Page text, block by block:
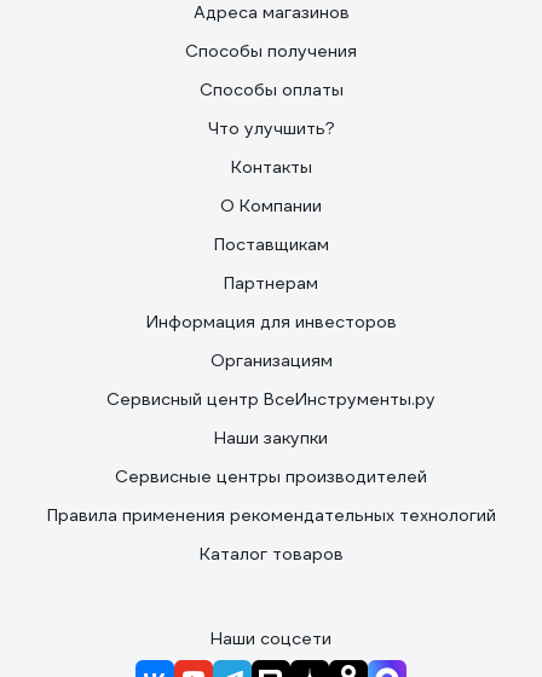
Адреса магазинов
Способы получения
Способы оплаты
Что улучшить?
Контакты
О Компании
Поставщикам
Партнерам
Информация для инвесторов
Организациям
Сервисный центр ВсеИнструменты.ру
Наши закупки
Сервисные центры производителей
Правила применения рекомендательных технологий
Каталог товаров
Наши соцсети